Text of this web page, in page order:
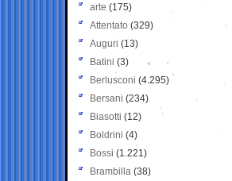
arte (175)
Attentato (329)
Auguri (13)
Batini (3)
Berlusconi (4.295)
Bersani (234)
Biasotti (12)
Boldrini (4)
Bossi (1.221)
Brambilla (38)